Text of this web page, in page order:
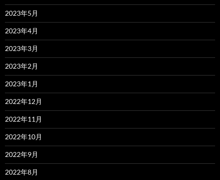
2023年5月
2023年4月
2023年3月
2023年2月
2023年1月
2022年12月
2022年11月
2022年10月
2022年9月
2022年8月